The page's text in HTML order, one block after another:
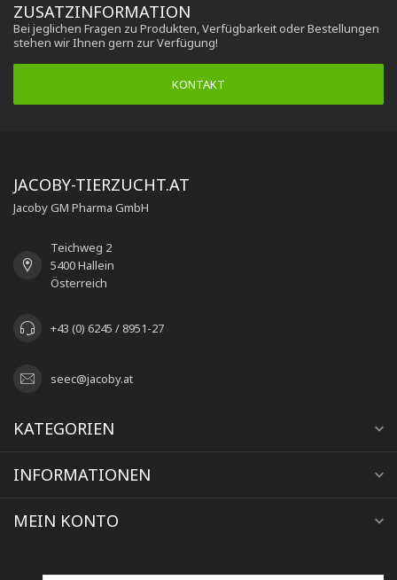
ZUSATZINFORMATION
Bei jeglichen Fragen zu Produkten, Verfügbarkeit oder Bestellungen
stehen wir Ihnen gern zur Verfügung!
KONTAKT
JACOBY-TIERZUCHT.AT
Jacoby GM Pharma GmbH
Teichweg 2
5400 Hallein
Österreich
+43 (0) 6245 / 8951-27
seec@jacoby.at
KATEGORIEN
INFORMATIONEN
MEIN KONTO